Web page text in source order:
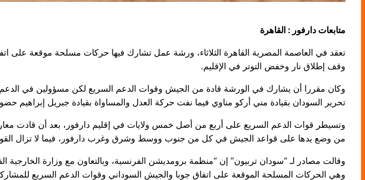
متابعات دارفور : القاهرة
تعقد في العاصمة المصرية القاهرة الثلاثاء، ورشة عمل تشارك فيها حركات مسلحة موقعة على
وقف إطلاق نار وخفض التوتر في الإقليم.
وكان مقررا أن يشارك في الورشة قادة من الجيش وقوات الدعم السريع لكن مسؤولين في الدعم
تحرير السودان بقيادة مني أركو مناوي فيما نفت حركة العدل والمساواة بقيادة جبريل إبراهيم
وتسيطر قوات الدعم السريع على أربع من أصل خمس ولايات في إقليم دارفور، بعد أن قادت
من وضع يدها على قواعد الجيش في كل من جنوب ووسط وشرق وغرب دارفور، فيما لا تزال
وقالت مصادر لـ “سودان تربيون” إن “منظمة برومديشن الفرنسية، وبالتعاون مع وزارة الخارجية
وهي الحركات المسلحة الموقعة على اتفاق جوبا والجيش السوداني وقوات الدعم السريع